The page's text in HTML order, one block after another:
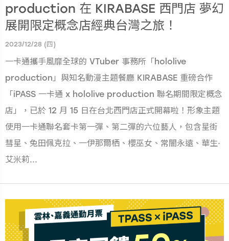
production 在 KIRABASE 西門店 夢幻
展開限定概念店經典台灣之旅！
2023/12/28 (四)
一卡通攜手風靡全球的 VTuber 事務所「hololive
production」與知名動漫主題餐廳 KIRABASE 重磅合作
「iPASS 一卡通 x hololive production 聯名期間限定概念
店」，已於 12 月 15 日在台北西門店正式開幕啦！形象主題
使用一卡通聯名套卡第一彈、第二彈的六位藝人，包含星街
彗星、兔田佩克拉、一伊那爾栖、櫻巫女、常闇永遠、華生·
艾米莉...